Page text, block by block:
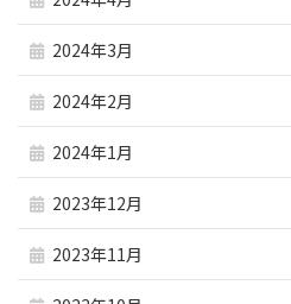
2024年3月
2024年2月
2024年1月
2023年12月
2023年11月